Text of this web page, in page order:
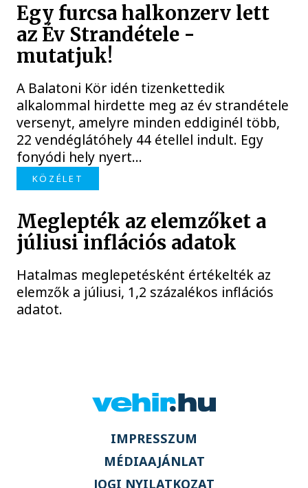
Egy furcsa halkonzerv lett
az Év Strandétele -
mutatjuk!
A Balatoni Kör idén tizenkettedik
alkalommal hirdette meg az év strandétele
versenyt, amelyre minden eddiginél több,
22 vendéglátóhely 44 étellel indult. Egy
fonyódi hely nyert...
KÖZÉLET
Meglepték az elemzőket a
júliusi inflációs adatok
Hatalmas meglepetésként értékelték az
elemzők a júliusi, 1,2 százalékos inflációs
adatot.
IMPRESSZUM
MÉDIAAJÁNLAT
JOGI NYILATKOZAT